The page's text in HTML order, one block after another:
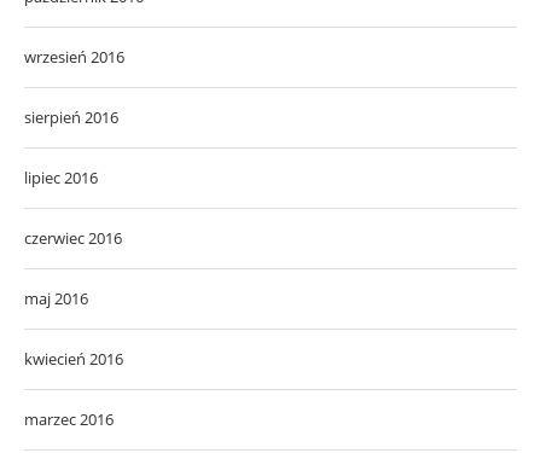
wrzesień 2016
sierpień 2016
lipiec 2016
czerwiec 2016
maj 2016
kwiecień 2016
marzec 2016